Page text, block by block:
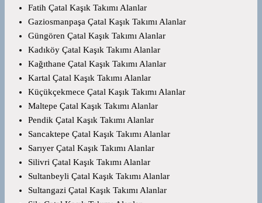
Fatih Çatal Kaşık Takımı Alanlar
Gaziosmanpaşa Çatal Kaşık Takımı Alanlar
Güngören Çatal Kaşık Takımı Alanlar
Kadıköy Çatal Kaşık Takımı Alanlar
Kağıthane Çatal Kaşık Takımı Alanlar
Kartal Çatal Kaşık Takımı Alanlar
Küçükçekmece Çatal Kaşık Takımı Alanlar
Maltepe Çatal Kaşık Takımı Alanlar
Pendik Çatal Kaşık Takımı Alanlar
Sancaktepe Çatal Kaşık Takımı Alanlar
Sarıyer Çatal Kaşık Takımı Alanlar
Silivri Çatal Kaşık Takımı Alanlar
Sultanbeyli Çatal Kaşık Takımı Alanlar
Sultangazi Çatal Kaşık Takımı Alanlar